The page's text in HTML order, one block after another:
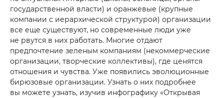
государственной власти) и оранжевые (крупные
компании с иерархической структурой) организации
все еще существуют, но современные люди уже
не рвутся в них работать. Многие отдают
предпочтение зеленым компаниям (некоммерческие
организации, творческие коллективы), где ценятся
отношения и чувства. Уже появились эволюционные
бирюзовые организации. Узнать о них подробнее
вы можете узнать, изучив инфографику «Открывая